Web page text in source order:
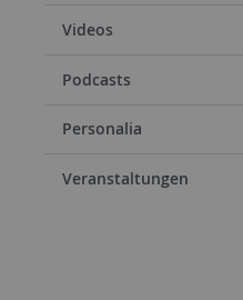
Videos
Podcasts
Personalia
Veranstaltungen